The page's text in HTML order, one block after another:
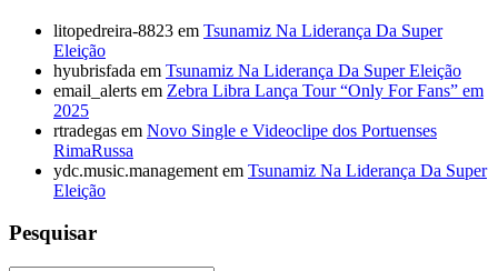
litopedreira-8823 em Tsunamiz Na Liderança Da Super
Eleição
hyubrisfada em Tsunamiz Na Liderança Da Super Eleição
email_alerts em Zebra Libra Lança Tour “Only For Fans” em
2025
rtradegas em Novo Single e Videoclipe dos Portuenses
RimaRussa
ydc.music.management em Tsunamiz Na Liderança Da Super
Eleição
Pesquisar